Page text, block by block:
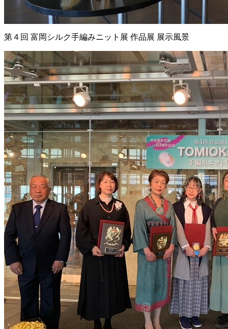
第４回 富岡シルク手編みニット展 作品展 展示風景